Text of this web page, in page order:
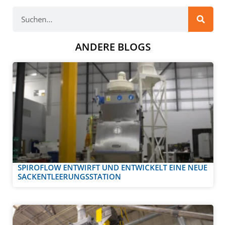
ANDERE BLOGS
SPIROFLOW ENTWIRFT UND ENTWICKELT EINE NEUE
SACKENTLEERUNGSSTATION